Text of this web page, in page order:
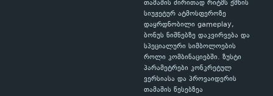
თამაშის ძირითად რიტმს ქმნის
სიუჟეტურ ატმოსფეროზე
დაყრდნობილი gameplay,
ბონუს ნიშნებზე დაკვირვება და
სპეციალური სიმბოლოების
როლი კომბინაციებში. ზუსტი
პარამეტრები კონკრეტულ
ვერსიასა და პროვაიდერის
თამაშის წესებზეა